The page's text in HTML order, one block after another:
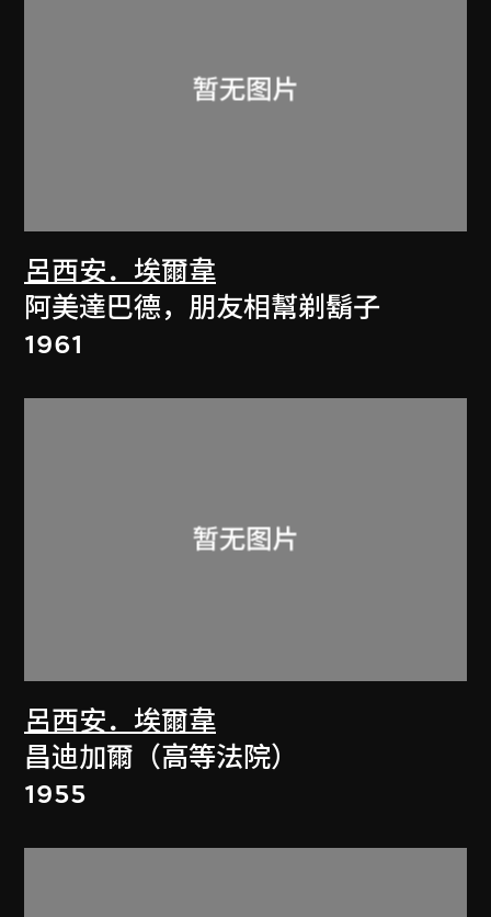
呂西安．埃爾韋
阿美達巴德，朋友相幫剃鬍子
1961
呂西安．埃爾韋
昌迪加爾（高等法院）
1955